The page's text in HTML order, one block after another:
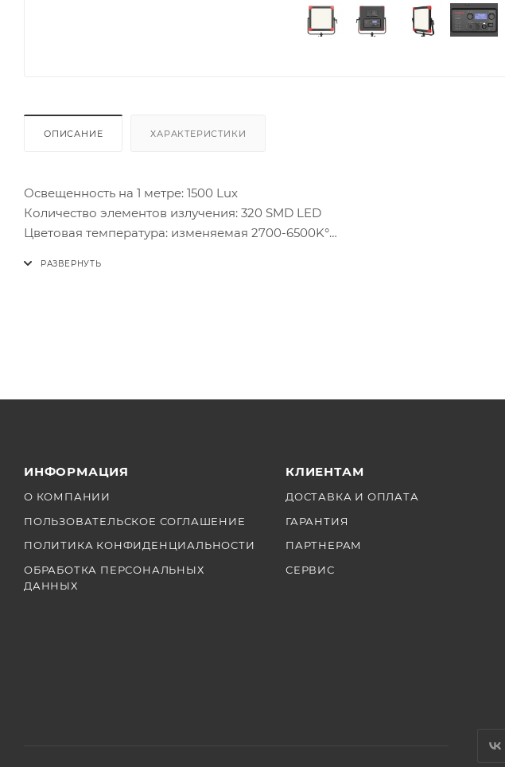
ОПИСАНИЕ ХАРАКТЕРИСТИКИ
Освещенность на 1 метре: 1500 Lux
Количество элементов излучения: 320 SMD LED
Цветовая температура: изменяемая 2700-6500K°
ИНФОРМАЦИЯ
О КОМПАНИИ
ПОЛЬЗОВАТЕЛЬСКОЕ СОГЛАШЕНИЕ
ПОЛИТИКА КОНФИДЕНЦИАЛЬНОСТИ
ОБРАБОТКА ПЕРСОНАЛЬНЫХ
ДАННЫХ
КЛИЕНТАМ
ДОСТАВКА И ОПЛАТА
ГАРАНТИЯ
ПАРТНЕРАМ
СЕРВИС